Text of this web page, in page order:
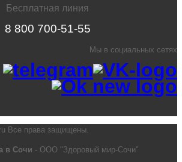
Бесплатная линия
8 800 700-51-55
Мы в социальных сетях
Все права защищены.
в Сочи - ООО "Здоровый мир-Сочи"